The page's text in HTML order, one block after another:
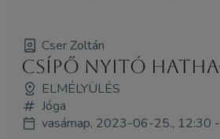
Cser Zoltán
Csípő nyitó
ELMÉLYÜLÉS
Jóga
vasárnap, 2023-06-25., 12:30